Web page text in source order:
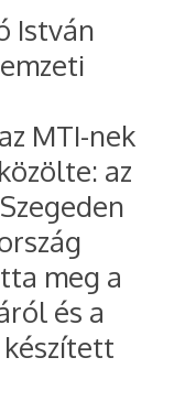
István
MTI-nek
az
meg a
és a